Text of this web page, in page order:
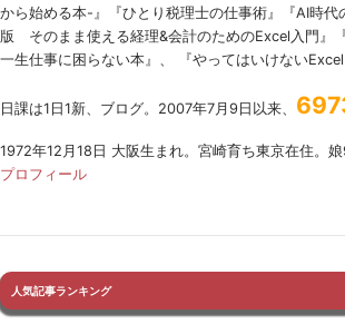
から始める本-』『ひとり税理士の仕事術』『AI時代
版 そのまま使える経理&会計のためのExcel入門』
一生仕事に困らない本』、 『やってはいけないExcel
日課は1日1新、ブログ。2007年7月9日以来、
1972年12月18日 大阪生まれ。宮崎育ち東京在住。
プロフィール
人気記事ランキング